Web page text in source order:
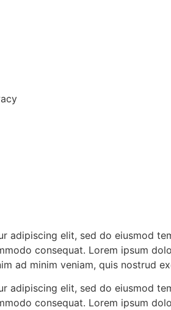
adipiscing elit, sed do eiusmod
consequat. Lorem ipsum
ad minim veniam, quis nostrud
adipiscing elit, sed do eiusmod
consequat. Lorem ipsum